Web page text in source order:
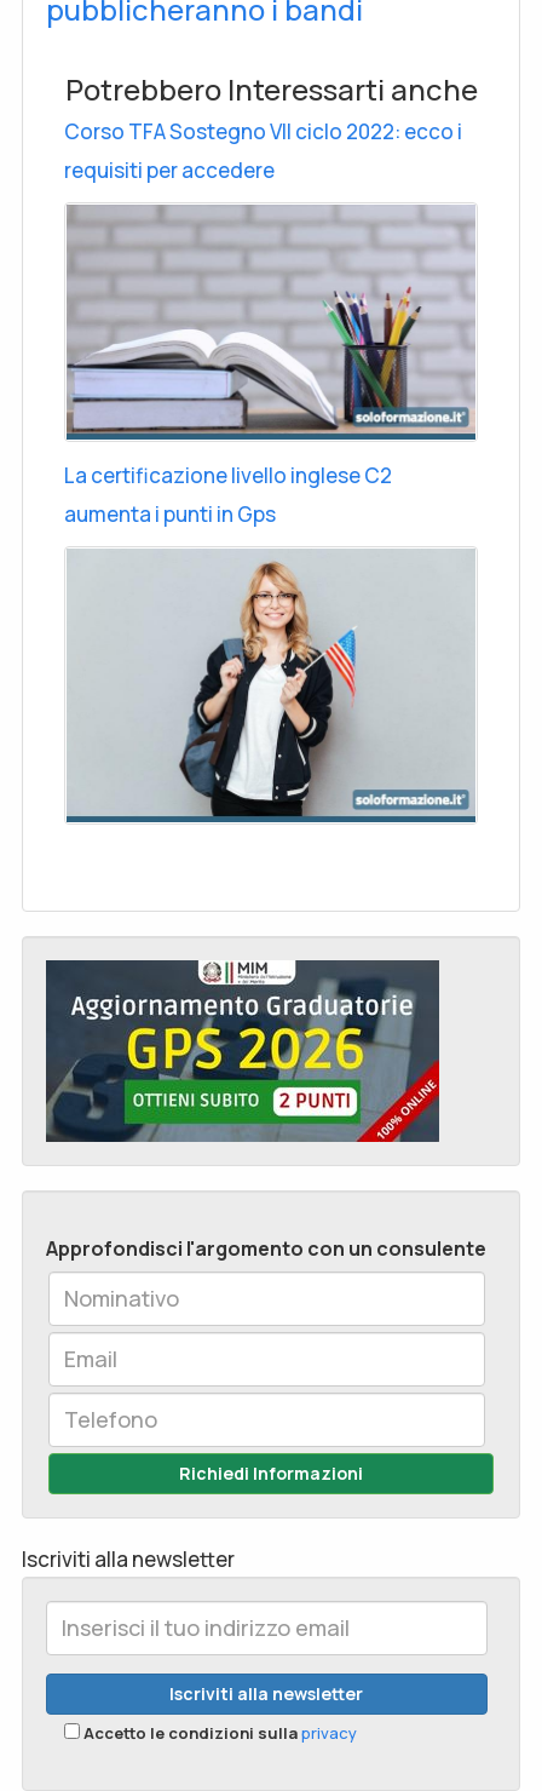
pubblicheranno i bandi
Potrebbero Interessarti anche
Corso TFA Sostegno VII ciclo 2022: ecco i
requisiti per accedere
La certificazione livello inglese C2
aumenta i punti in Gps
Approfondisci l'argomento con un consulente
Richiedi Informazioni
Iscriviti alla newsletter
Accetto le condizioni sullaprivacy